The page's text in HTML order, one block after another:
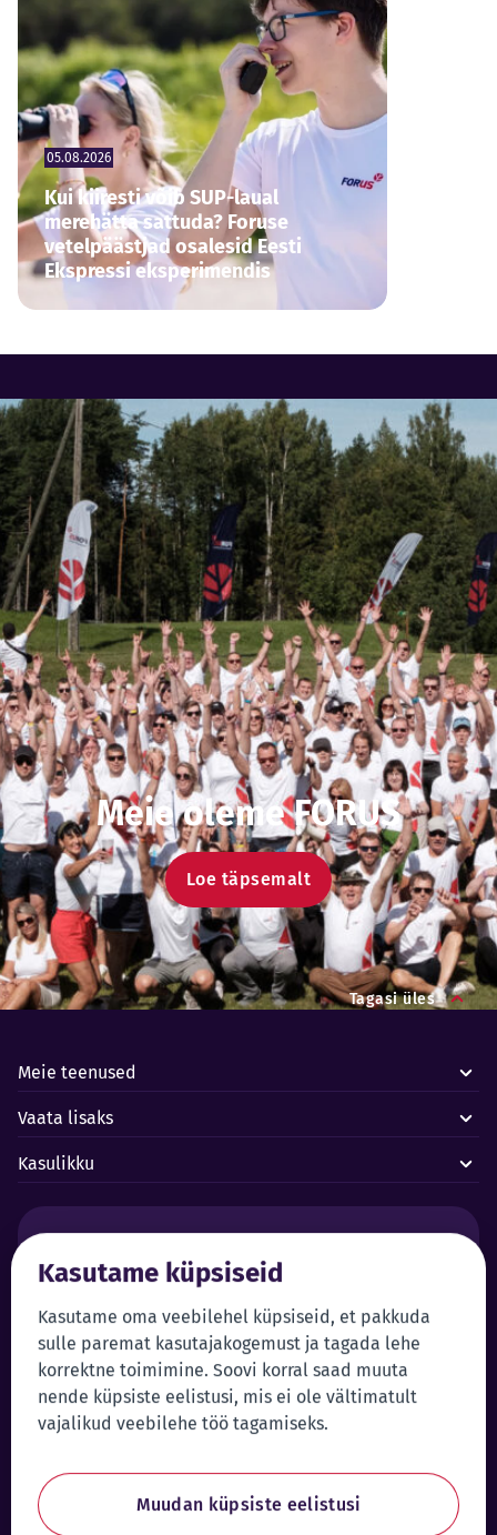
Kasutame küpsiseid
Kasutame oma veebilehel küpsiseid, et pakkuda
sulle paremat kasutajakogemust ja tagada lehe
korrektne toimimine. Soovi korral saad muuta
nende küpsiste eelistusi, mis ei ole vältimatult
vajalikud veebilehe töö tagamiseks.
Muudan küpsiste eelistusi
05.08.2026
Kui kiiresti võib SUP-laual
merehätta sattuda? Foruse
vetelpäästjad osalesid Eesti
Ekspressi eksperimendis
Meie oleme FORUS
Loe täpsemalt
Tagasi üles
Meie teenused
Vaata lisaks
Kasulikku
Forus juhtimiskeskus 24/7+372 619 1899
Klienditeenindus:
+372 619 1999
klienditeenindus@forus.ee
Iseteenindus
Sisene iseteenindusse
Üldkontakt:
forus@forus.ee
Vihjeliin: